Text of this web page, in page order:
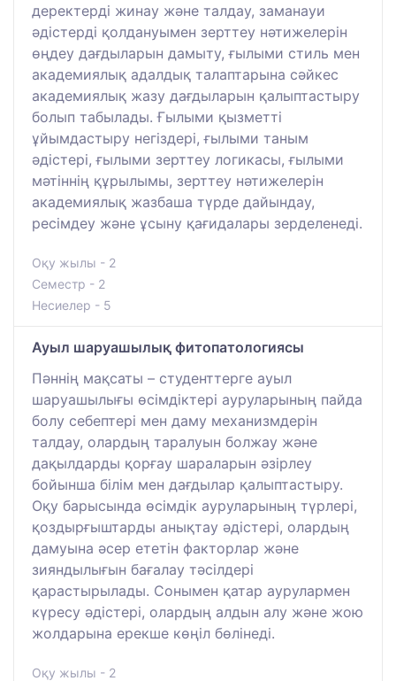
деректерді жинау және талдау, заманауи
әдістерді қолдануымен зерттеу нәтижелерін
өңдеу дағдыларын дамыту, ғылыми стиль мен
академиялық адалдық талаптарына сәйкес
академиялық жазу дағдыларын қалыптастыру
болып табылады. Ғылыми қызметті
ұйымдастыру негіздері, ғылыми таным
әдістері, ғылыми зерттеу логикасы, ғылыми
мәтіннің құрылымы, зерттеу нәтижелерін
академиялық жазбаша түрде дайындау,
ресімдеу және ұсыну қағидалары зерделенеді.
Оқу жылы - 2
Семестр - 2
Несиелер - 5
Ауыл шаруашылық фитопатологиясы
Пәннің мақсаты – студенттерге ауыл
шаруашылығы өсімдіктері ауруларының пайда
болу себептері мен даму механизмдерін
талдау, олардың таралуын болжау және
дақылдарды қорғау шараларын әзірлеу
бойынша білім мен дағдылар қалыптастыру.
Оқу барысында өсімдік ауруларының түрлері,
қоздырғыштарды анықтау әдістері, олардың
дамуына әсер ететін факторлар және
зияндылығын бағалау тәсілдері
қарастырылады. Сонымен қатар аурулармен
күресу әдістері, олардың алдын алу және жою
жолдарына ерекше көңіл бөлінеді.
Оқу жылы - 2